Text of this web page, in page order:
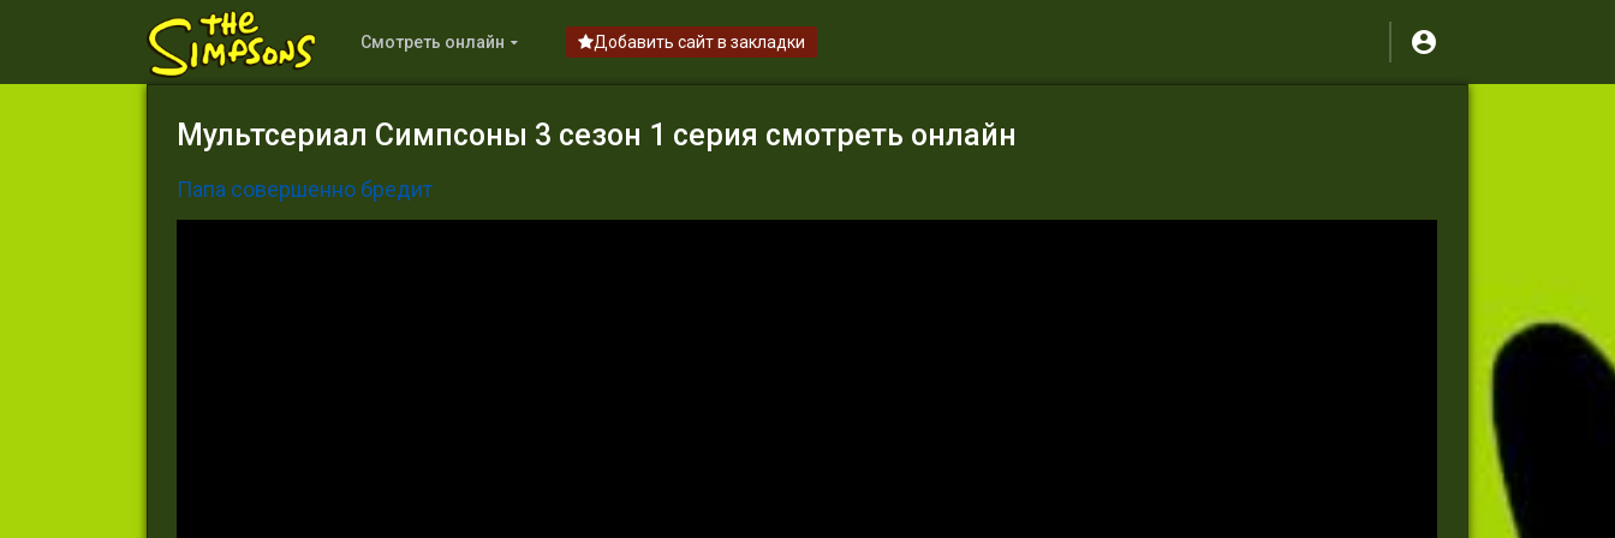
Смотреть онлайн Добавить сайт в закладки
Мультсериал Симпсоны 3 сезон 1 серия смотреть онлайн
Папа совершенно бредит